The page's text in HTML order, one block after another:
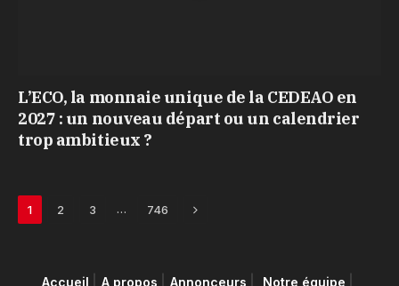
L’ECO, la monnaie unique de la CEDEAO en
2027 : un nouveau départ ou un calendrier
trop ambitieux ?
1 2 3 … 746 Next
Accueil A propos Annonceurs Notre équipe